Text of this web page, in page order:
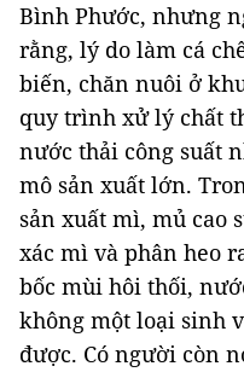
Bình Phước, nhưng
rằng, lý do làm cá
biến, chăn nuôi ở
quy trình xử lý chất
nước thải công suất
mô sản xuất lớn.
sản xuất mì, mủ cao
xác mì và phân heo
bốc mùi hôi thối,
không một loại sinh
được. Có người còn